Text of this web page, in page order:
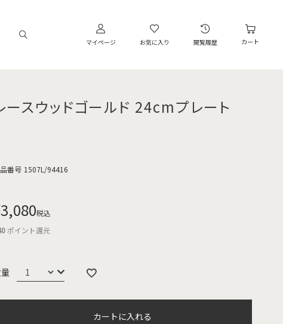
マイページ お気に入り 閲覧履歴 カート
ースウッドゴールド 24cmプレート
番号 1507L/94416
3,080税込
ポイント還元
カートに入れる